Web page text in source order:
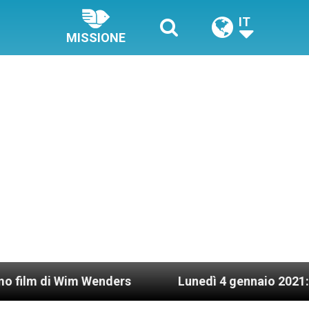
MISSIONE
IT
Wenders Lunedì 4 gennaio 2021: Possesso